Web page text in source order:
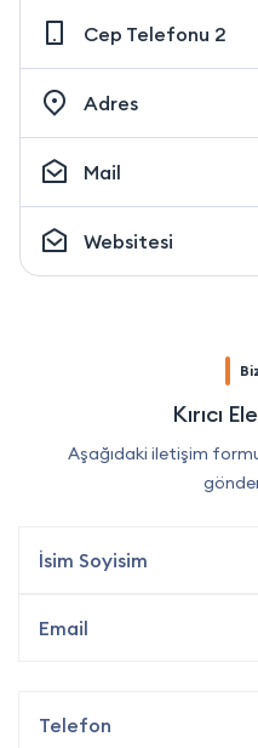
Cep Telefonu 2
Adres
Mail
Websitesi
Kırıcı
Aşağıdaki iletişim